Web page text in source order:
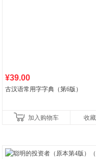
¥39.00
古汉语常用字字典（第6版）
加入购物车 收藏